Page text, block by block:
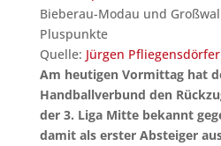
Bieberau-Modau und
Pluspunkte
Quelle: Jürgen Pfliegensdörfer
Am heutigen Vormittag hat
Handballverbund den
der 3. Liga Mitte bekannt
damit als erster Absteiger